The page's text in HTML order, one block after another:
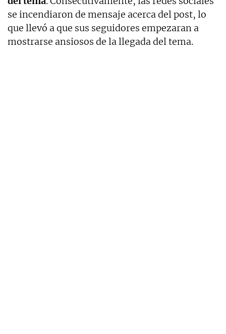
se incendiaron de mensaje acerca del post, lo
que llevó a que sus seguidores empezaran a
mostrarse ansiosos de la llegada del tema.